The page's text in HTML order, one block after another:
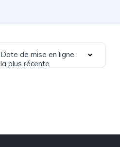
Date de mise en ligne :
la plus récente